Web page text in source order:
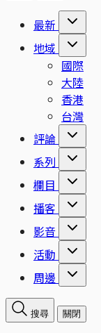
最新
地域
國際
大陸
香港
台灣
評論
系列
欄目
播客
影音
活動
周邊
搜尋 關閉